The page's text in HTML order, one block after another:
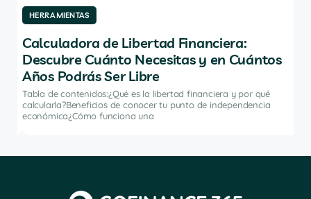
HERRAMIENTAS
Calculadora de Libertad Financiera:
Descubre Cuánto Necesitas y en Cuántos
Años Podrás Ser Libre
Tabla de contenidos:¿Qué es la libertad financiera y por qué
calcularla?Beneficios de conocer tu punto de independencia
económica¿Cómo funciona una